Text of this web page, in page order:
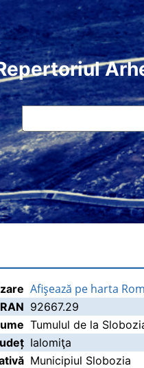
Afişează pe harta
92667.29
Tumulul de la
Ialomiţa
Municipiul Slobozia